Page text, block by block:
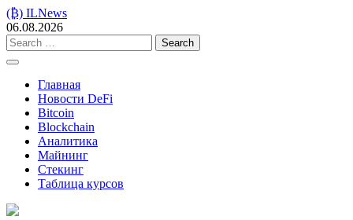
Skip
to
content
(₿) ILNews
06.08.2026
Search
for:
Главная
Новости DeFi
Bitcoin
Blockchain
Аналитика
Майнинг
Стекинг
Таблица курсов